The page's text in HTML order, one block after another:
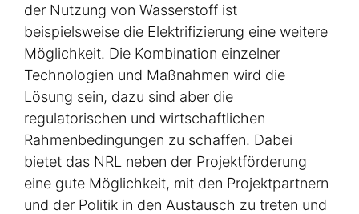
der Nutzung von Wasserstoff ist
beispielsweise die Elektrifizierung eine weitere
Möglichkeit. Die Kombination einzelner
Technologien und Maßnahmen wird die
Lösung sein, dazu sind aber die
regulatorischen und wirtschaftlichen
Rahmenbedingungen zu schaffen. Dabei
bietet das NRL neben der Projektförderung
eine gute Möglichkeit, mit den Projektpartnern
und der Politik in den Austausch zu treten und